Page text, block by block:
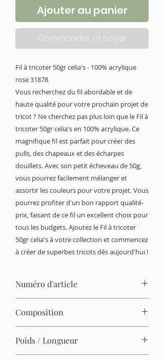
Ajouter au panier
Commander et payer
Fil à tricoter 50gr celia's - 100% acrylique
rose 31878
Vous recherchez du fil abordable et de
haute qualité pour votre prochain projet de
tricot ? Ne cherchez pas plus loin que le Fil à
tricoter 50gr celia's en 100% acrylique. Ce
magnifique fil est parfait pour créer des
pulls, des chapeaux et des écharpes
douillets. Avec son petit écheveau de 50g,
vous pourrez facilement mélanger et
assortir les couleurs pour votre projet. Vous
pourrez profiter d'un bon rapport qualité-
prix, faisant de ce fil un excellent choix pour
tous les budgets. Ajoutez le Fil à tricoter
50gr celia's à votre collection et commencez
à créer de superbes tricots dès aujourd'hui !
Numéro d'article
Composition
Poids / Longueur